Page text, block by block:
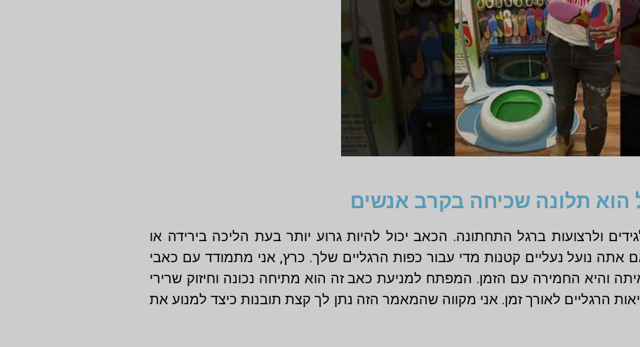
הוא תלונה שכיחה בקרב אנשים
ולרצועות ברגל התחתונה. הכאב יכול להיות גרוע יותר בעת הליכה בירידה או
אתה נועל נעליים קטנות מדי עבור כפות הרגליים שלך. כרץ, אני מתמודד עם כאבי
והיא החמירה עם הזמן. המפתח למניעת כאב זה הוא מתיחה נכונה וחיזוק שרירי
הרגליים לאורך זמן. אני מקווה שהמאמר הזה נתן לך קצת תובנות כיצד למנוע את